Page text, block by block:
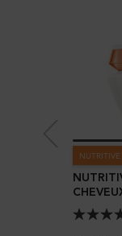
NUTRITIVE